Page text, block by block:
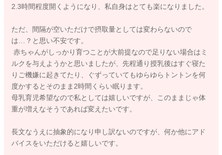
2.3時間程度開くようになり、私自身はとても楽になりました。
ただ、間隔が空いただけで摂取量としては変わらないので
は…？と思い不安です。
赤ちゃんがしっかり育つことが大前提なので足りない場合はミ
ルクを与えようかと思いましたが、先程通り授乳後はすぐ寝た
りご機嫌に起きてたり、ぐずっていてもゆらゆらトントンを何
度かするとそのまま2時間くらい眠ります。
母乳育児希望なので私としては嬉しいですが、このままじゃ体
重が増えなそうであれば変えたいです。
長文なうえに抽象的になり申し訳ないのですが、何か他にアド
バイスをいただけると嬉しいです。